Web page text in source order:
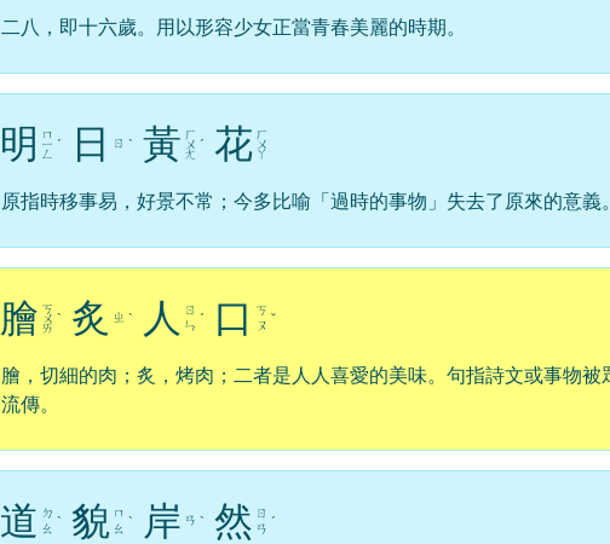
二八，即十六歲。用以形容少女正當青春美麗的時期。
明 ㄇ
ㄧ
ㄥ
ˊ 日 ㄖ ˋ 黃 ㄏ
ㄨ
ㄤ
ˊ 花 ㄏ
ㄨ
ㄚ
原指時移事易，好景不常；今多比喻「過時的事物」失去了原來的意義
膾 ㄎ
ㄨ
ㄞ
ˋ 炙 ㄓ ˋ 人
ㄖ
ㄣ ˊ 口
ㄎ
ㄡ ˇ
膾，切細的肉；炙，烤肉；二者是人人喜愛的美味。句指詩文或事物被
流傳。
道 ㄉ
ㄠ ˋ 貌 ㄇ
ㄠ ˋ 岸 ㄢ ˋ 然 ㄖ
ㄢ ˊ